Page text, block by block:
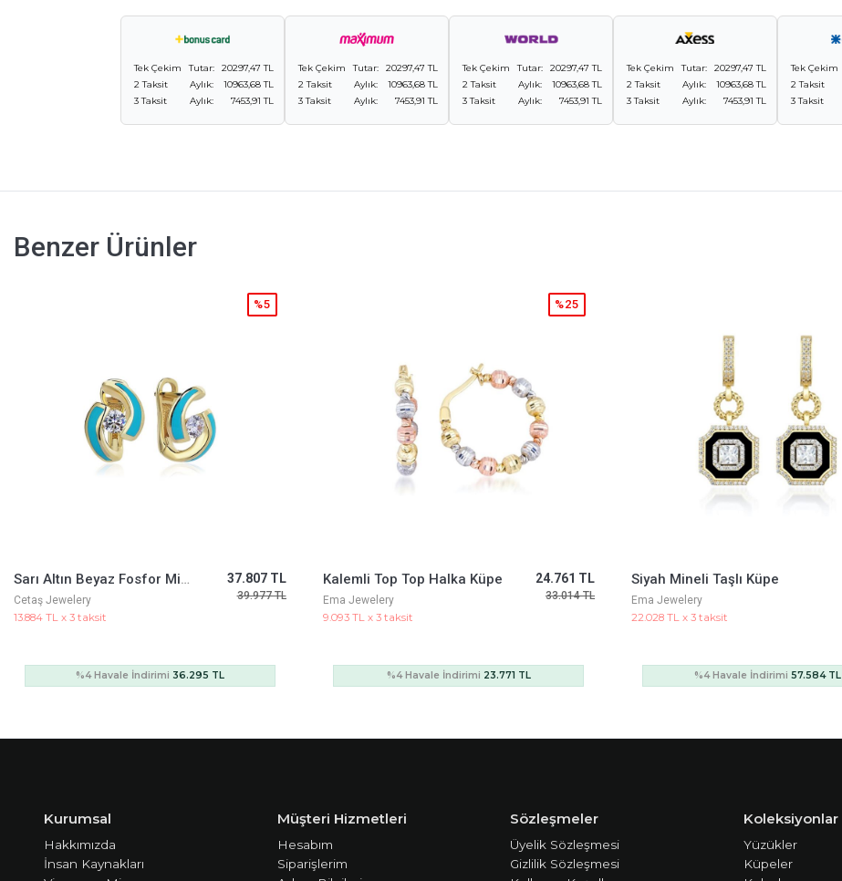
Tek Çekim Tutar:
20297,47 TL
2 Taksit
Aylık:
10963,68 TL
3 Taksit
Aylık: 7453,91 TL
Tek Çekim Tutar:
20297,47 TL
2 Taksit
Aylık:
10963,68 TL
3 Taksit
Aylık: 7453,91 TL
Tek Çekim Tutar:
20297,47 TL
2 Taksit
Aylık:
10963,68 TL
3 Taksit
Aylık: 7453,91 TL
Tek Çekim Tutar:
20297,47 TL
2 Taksit
Aylık:
10963,68 TL
3 Taksit
Aylık: 7453,91 TL
Tek Çekim
2 Taksit
3 Taksit
Benzer Ürünler
Kalemli Top Top Halka Küpe
Ema Jewelery
9.093 TL x 3 taksit
24.761 TL
33.014 TL
%25
%4 Havale İndirimi23.771 TL
Siyah Mineli Taşlı Küpe
Ema Jewelery
22.028 TL x 3 taksit
59.983 TL
79.978 TL
%25
%4 Havale İndirimi 57.584 TL
Altın Taşlı Küpe
Cetaş Jewelery
13.256 TL x 3 taksit
%4 Havale İndirimi 34.654 TL
Kurumsal
Hakkımızda
İnsan Kaynakları
Müşteri Hizmetleri
Hesabım
Siparişlerim
Sözleşmeler
Üyelik Sözleşmesi
Gizlilik Sözleşmesi
Koleksiyonlar
Yüzükler
Küpeler